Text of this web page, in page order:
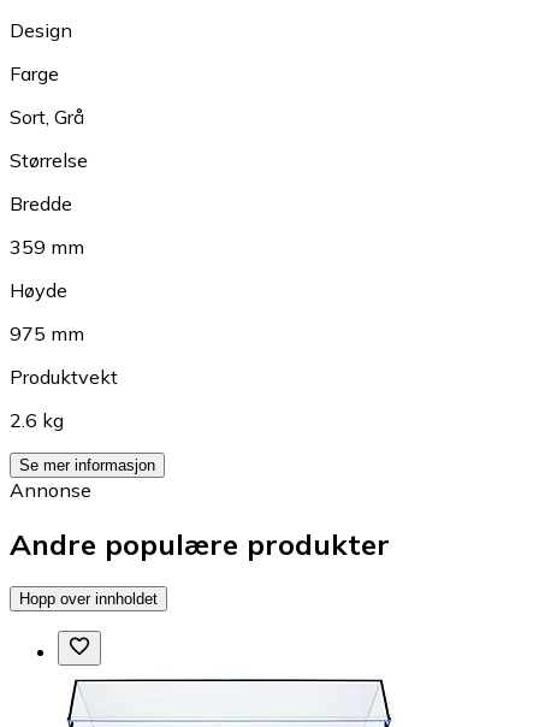
Design
Farge
Sort Grå
Størrelse
Bredde
359 mm
Høyde
975 mm
Produktvekt
2.6 kg
Se mer informasjon
Annonse
Andre populære produkter
Hopp over innholdet